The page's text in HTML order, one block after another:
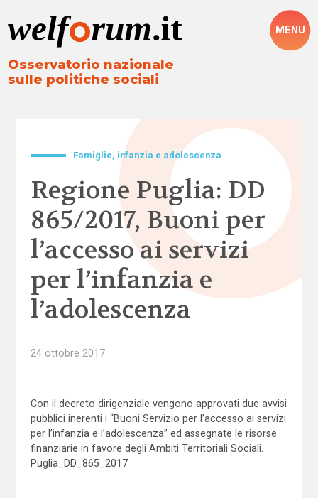
Osservatorio nazionale
sulle politiche sociali
MENU
Famiglie, infanzia e adolescenza
Regione Puglia: DD
865/2017, Buoni per
l’accesso ai servizi
per l’infanzia e
l’adolescenza
24 ottobre 2017
Con il decreto dirigenziale vengono approvati due avvisi
pubblici inerenti i “Buoni Servizio per l’accesso ai servizi
per l’infanzia e l’adolescenza” ed assegnate le risorse
finanziarie in favore degli Ambiti Territoriali Sociali.
Puglia_DD_865_2017